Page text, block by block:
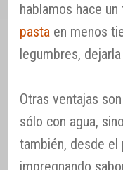
hablamos hace
pasta en menos
legumbres,
Otras ventajas
sólo con agua,
también, desde
impregnando